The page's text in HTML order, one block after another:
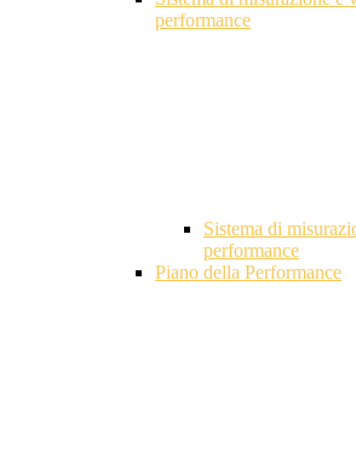
performance
Sistema di
performance
Piano della Performance